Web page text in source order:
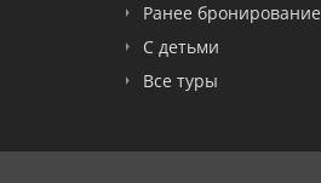
Ранее бронирование
С детьми
Все туры